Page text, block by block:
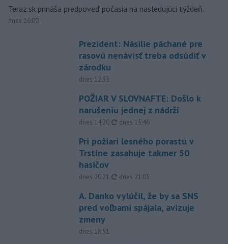
Teraz.sk prináša predpoveď počasia na nasledujúci týždeň.
dnes 16:00
Prezident: Násilie páchané pre
rasovú nenávisť treba odsúdiť v
zárodku
dnes 12:33
POŽIAR V SLOVNAFTE: Došlo k
narušeniu jednej z nádrží
dnes 14:20, aktualizované
dnes 15:46
Pri požiari lesného porastu v
Trstíne zasahuje takmer 50
hasičov
dnes 20:21, aktualizované
dnes 21:05
A. Danko vylúčil, že by sa SNS
pred voľbami spájala, avizuje
zmeny
dnes 18:51